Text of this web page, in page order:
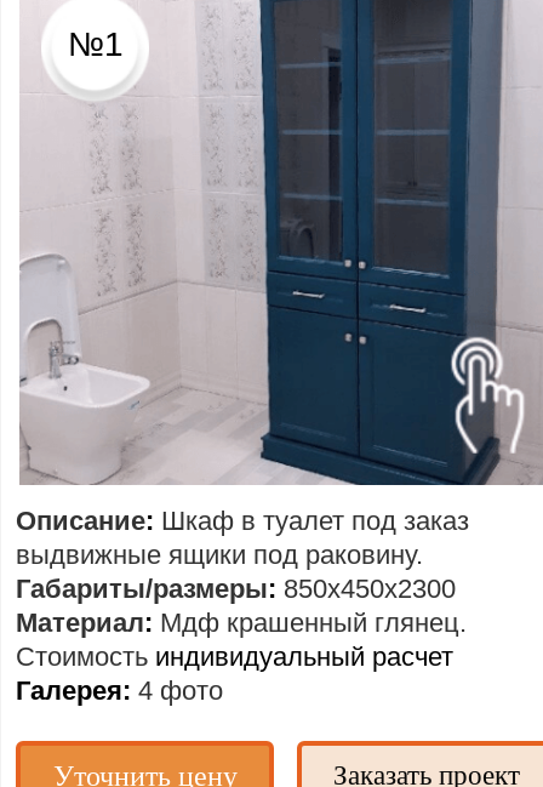
Заказать проект
Уточнить цену
Описание: Шкаф в туалет под заказ
выдвижные ящики под раковину.
Габариты/размеры: 850х450х2300
Материал: Мдф крашенный глянец.
Стоимость индивидуальный расчет
Галерея: 4 фото
№1